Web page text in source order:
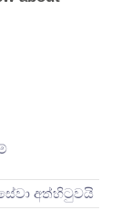
අත්හි‍ටුවයි